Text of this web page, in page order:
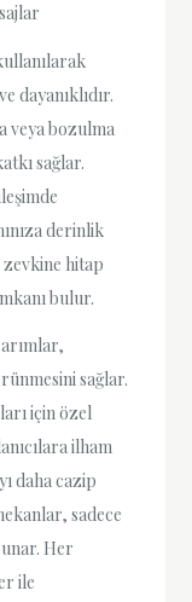
dayanıklıdır.
veya bozulma
sağlar.
derinlik
hitap
bulur.
sağlar.
için özel
ilham
daha cazip
sadece
Her
ile